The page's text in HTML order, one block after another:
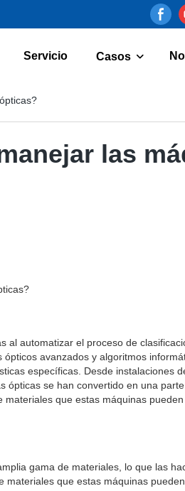
Servicio Casos
las
al automatizar el proceso de
avanzados y algoritmos
específicas. Desde instalaciones
ópticas se han convertido en una
que estas máquinas
gama de materiales, lo que las
que estas máquinas